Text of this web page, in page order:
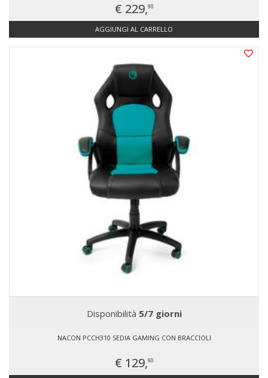
€ 229,90
AGGIUNGI AL CARRELLO
Disponibilità 5/7 giorni
NACON PCCH310 SEDIA GAMING CON BRACCIOLI
€ 129,90